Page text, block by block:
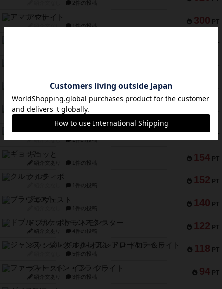
2件の投稿
300 PT
アマナイト
紹介文なし 1件の投稿
PT
PT
紹介文なし 1件の投稿
PT
トリオンフ ア マレンゴ
232 PT
エレメンツ
212 PT
バー！パーティー
紹介文なし 1件の投稿
154 PT
ギョッと
紹介文あり 1件の投稿
152 PT
クルティボ
1件の投稿
140 PT
ブラヴェスト
1件の投稿
122 PT
ドブル：ポケットモンスター
紹介文あり 4件の投稿
118 PT
ジャンヌ・ダルク-オルレアン ドロー＆ライト
5件の投稿
94 PT
ファースト・イン・フライト
紹介文あり 3件の投稿